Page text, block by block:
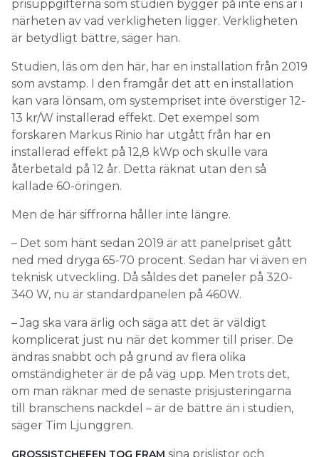
prisuppgifterna som studien bygger på inte ens är i
närheten av vad verkligheten ligger. Verkligheten
är betydligt bättre, säger han.
Studien, läs om den här, har en installation från 2019
som avstamp. I den framgår det att en installation
kan vara lönsam, om systempriset inte överstiger 12-
13 kr/W installerad effekt. Det exempel som
forskaren Markus Rinio har utgått från har en
installerad effekt på 12,8 kWp och skulle vara
återbetald på 12 år. Detta räknat utan den så
kallade 60-öringen.
Men de här siffrorna håller inte längre.
– Det som hänt sedan 2019 är att panelpriset gått
ned med dryga 65-70 procent. Sedan har vi även en
teknisk utveckling. Då såldes det paneler på 320-
340 W, nu är standardpanelen på 460W.
– Jag ska vara ärlig och säga att det är väldigt
komplicerat just nu när det kommer till priser. De
ändras snabbt och på grund av flera olika
omständigheter är de på väg upp. Men trots det,
om man räknar med de senaste prisjusteringarna
till branschens nackdel – är de bättre än i studien,
säger Tim Ljunggren.
GROSSISTCHEFEN TOG FRAM sina prislistor och